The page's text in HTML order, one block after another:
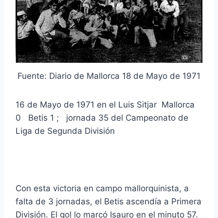
Fuente: Diario de Mallorca 18 de Mayo de 1971
16 de Mayo de 1971 en el Luis Sitjar Mallorca
0 Betis 1 ; jornada 35 del Campeonato de
Liga de Segunda División
Con esta victoria en campo mallorquinista, a
falta de 3 jornadas, el Betis ascendía a Primera
División. El gol lo marcó Isauro en el minuto 57.